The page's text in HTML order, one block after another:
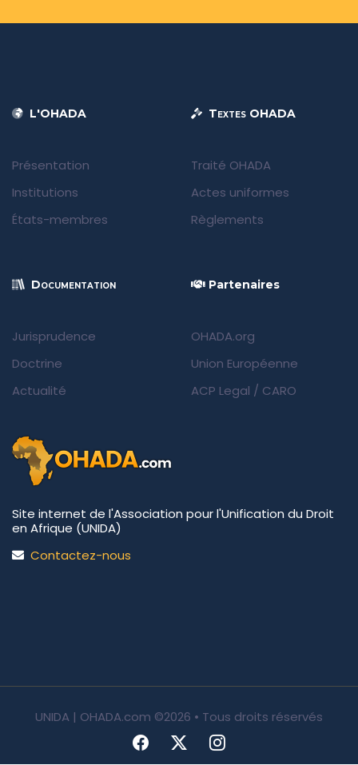
L'OHADA
Présentation
Institutions
États-membres
Textes OHADA
Traité OHADA
Actes uniformes
Règlements
Documentation
Jurisprudence
Doctrine
Actualité
Partenaires
OHADA.org
Union Européenne
ACP Legal / CARO
Site internet de l'Association pour l'Unification du Droit
en Afrique (UNIDA)
Contactez-nous
UNIDA | OHADA.com ©2026 • Tous droits réservés